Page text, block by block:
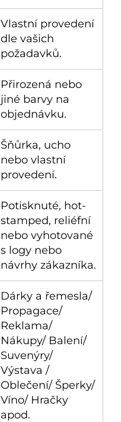
Vlastní provedení
dle vašich
požadavků.
Přirozená nebo
jiné barvy na
objednávku.
Šňůrka, ucho
nebo vlastní
provedení.
Potisknuté, hot-
stamped, reliéfní
nebo vyhotované
s logy nebo
návrhy zákazníka.
Dárky a řemesla/
Propagace/
Reklama/
Nákupy/ Balení/
Suvenýry/
Výstava /
Oblečení/ Šperky/
Víno/ Hračky
apod.